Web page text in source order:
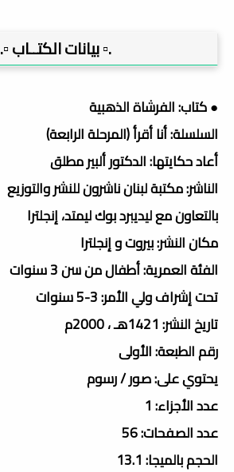
.▫️ بيانات الكتــاب ▫️.
● كتاب: الفرشاة الذهبية
السلسلة: أنا أقرأ (المرحلة الرابعة)
أعاد حكايتها: الدكتور ألبير مطلق
الناشر: مكتبة لبنان ناشرون للنشر والتوزيع
بالتعاون مع ليديبرد بوك ليمتد، إنجلترا
مكان النشر: بيروت و إنجلترا
الفئة العمرية: أطفال من سن 3 سنوات
تحت إشراف ولي الأمر: 3-5 سنوات
تاريخ النشر: 1421هـ ، 2000م
رقم الطبعة: الأولى
يحتوي على: صور / رسوم
عدد الأجزاء: 1
عدد الصفحات: 56
الحجم بالميجا: 13.1